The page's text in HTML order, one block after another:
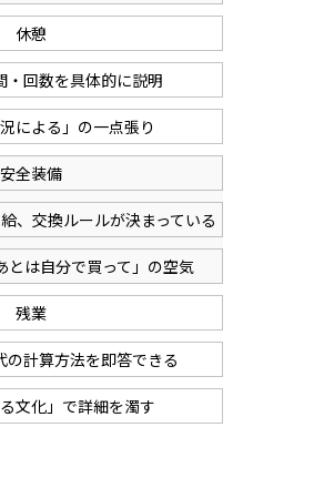
休憩
・回数を具体的に説明
による」の一点張り
安全装備
、交換ルールが決まっている
とは自分で買って」の空気
残業
の計算方法を即答できる
る文化」で詳細を濁す